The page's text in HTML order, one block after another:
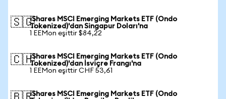
🇸🇬iShares MSCI Emerging Markets ETF (Ondo
Tokenized)'dan Singapur Doları'na
1 EEMon eşittir $84,22
🇨🇭iShares MSCI Emerging Markets ETF (Ondo
Tokenized)'dan İsviçre Frangı'na
1 EEMon eşittir CHF 53,61
iShares MSCI Emerging Markets ETF (Ondo